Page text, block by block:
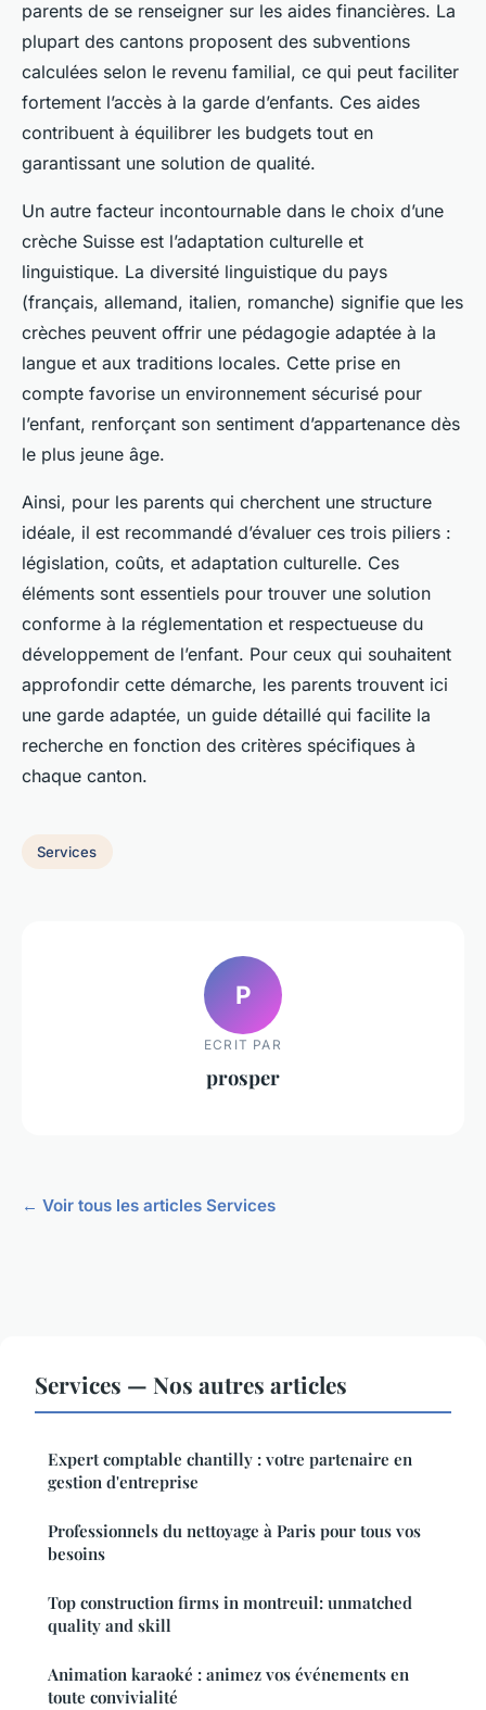
parents de se renseigner sur les aides financières. La
plupart des cantons proposent des subventions
calculées selon le revenu familial, ce qui peut faciliter
fortement l’accès à la garde d’enfants. Ces aides
contribuent à équilibrer les budgets tout en
garantissant une solution de qualité.
Un autre facteur incontournable dans le choix d’une
crèche Suisse est l’adaptation culturelle et
linguistique. La diversité linguistique du pays
(français, allemand, italien, romanche) signifie que les
crèches peuvent offrir une pédagogie adaptée à la
langue et aux traditions locales. Cette prise en
compte favorise un environnement sécurisé pour
l’enfant, renforçant son sentiment d’appartenance dès
le plus jeune âge.
Ainsi, pour les parents qui cherchent une structure
idéale, il est recommandé d’évaluer ces trois piliers :
législation, coûts, et adaptation culturelle. Ces
éléments sont essentiels pour trouver une solution
conforme à la réglementation et respectueuse du
développement de l’enfant. Pour ceux qui souhaitent
approfondir cette démarche, les parents trouvent ici
une garde adaptée, un guide détaillé qui facilite la
recherche en fonction des critères spécifiques à
chaque canton.
Services
P
ECRIT PAR
prosper
← Voir tous les articles Services
Services — Nos autres articles
Expert comptable chantilly : votre partenaire en
gestion d'entreprise
Professionnels du nettoyage à Paris pour tous vos
besoins
Top construction firms in montreuil: unmatched
quality and skill
Animation karaoké : animez vos événements en
toute convivialité